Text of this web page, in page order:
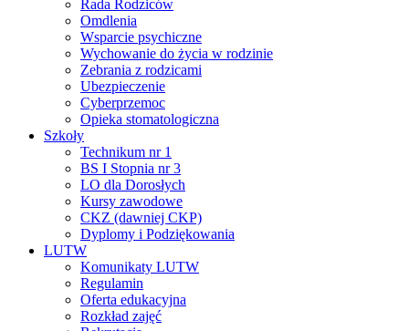
Rada Rodziców
Omdlenia
Wsparcie psychiczne
Wychowanie do życia w rodzinie
Zebrania z rodzicami
Ubezpieczenie
Cyberprzemoc
Opieka stomatologiczna
Szkoły
Technikum nr 1
BS I Stopnia nr 3
LO dla Dorosłych
Kursy zawodowe
CKZ (dawniej CKP)
Dyplomy i Podziękowania
LUTW
Komunikaty LUTW
Regulamin
Oferta edukacyjna
Rozkład zajęć